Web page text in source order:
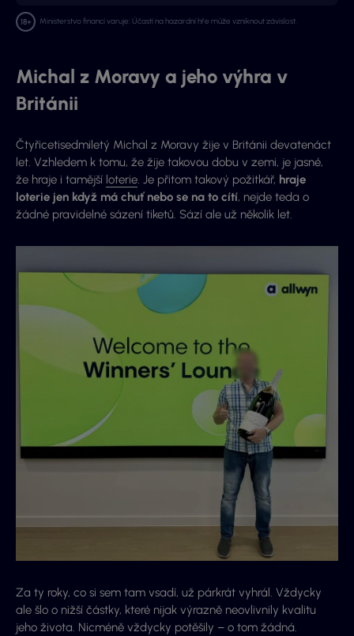
Ministerstvo financí varuje: Účastí na hazardní hře může vzniknout závislost.
Michal z Moravy a jeho výhra v
Británii
Čtyřicetisedmiletý Michal z Moravy žije v Británii devatenáct
let. Vzhledem k tomu, že žije takovou dobu v zemi, je jasné,
že hraje i tamější loterie. Je přitom takový požitkář, hraje
loterie jen když má chuť nebo se na to cítí, nejde teda o
žádné pravidelné sázení tiketů. Sází ale už několik let.
Za ty roky, co si sem tam vsadí, už párkrát vyhrál. Vždycky
ale šlo o nižší částky, které nijak výrazně neovlivnily kvalitu
jeho života. Nicméně vždycky potěšily – o tom žádná.